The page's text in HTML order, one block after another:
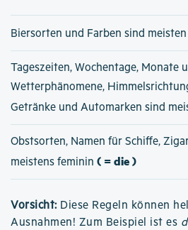
Biersorten und Farben sind
Tageszeiten, Wochentage, Monate
Wetterphänomene,
Getränke und Automarken sind
Obstsorten, Namen für Schiffe,
meistens feminin ( = die )
Vorsicht:Diese Regeln können
Ausnahmen! Zum Beispiel ist es